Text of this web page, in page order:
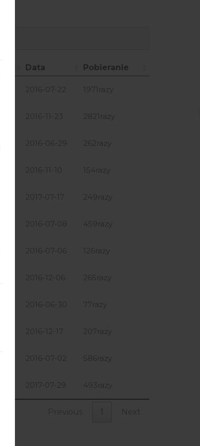
Data
Pobieranie
2016-07-22 1971razy
2016-11-23 2821razy
2016-06-29 262razy
2016-11-10 154razy
2017-07-17 249razy
2016-07-08 459razy
2016-07-06 126razy
2016-12-06 265razy
2016-06-30 77razy
2016-12-17 207razy
2016-07-02 586razy
2017-07-29 493razy
1